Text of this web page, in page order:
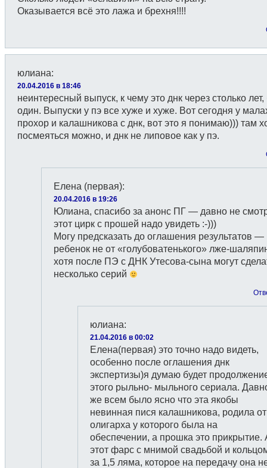
Оказывается всё это лажа и брехня!!!!
юлиана:
20.04.2016 в 18:46
неинтересный выпуск, к чему это днк через столько
один. Выпуски у пэ все хуже и хуже. Вот сегодня у
прохор и калашникова с днк, вот это я понимаю))) там
посмеяться можно, и днк не липовое как у пэ.
Елена (первая):
20.04.2016 в 19:26
Юлиана, спасибо за анонс ПГ — давно не
этот цирк с прошей надо увидеть :-)))
Могу предсказать до оглашения результатов —
ребенок не от «голубоватенького» лже-
хотя после ПЭ с ДНК Утесова-сына могут
несколько серий
юлиана:
21.04.2016 в 00:02
Елена(первая) это точно надо видеть,
особенно после оглашения днк
экспертизы)я думаю будет
этого рыльно- мыльного сериала.
же всем было ясно что эта якобы
невинная пися калашникова, родила от
олигарха у которого была на
обеспечении, а прошка это прикрытие.
этот фарс с мнимой свадьбой и
за 1,5 ляма, которое на передачу она